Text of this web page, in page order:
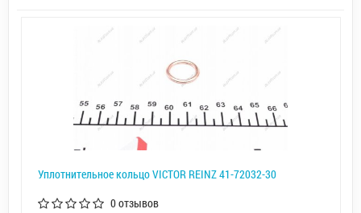
Уплотнительное кольцо VICTOR REINZ 41-72032-30
0 отзывов